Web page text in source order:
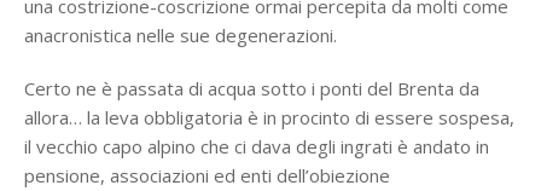
una costrizione-coscrizione ormai percepita da molti come
anacronistica nelle sue degenerazioni.
Certo ne è passata di acqua sotto i ponti del Brenta da
allora… la leva obbligatoria è in procinto di essere sospesa,
il vecchio capo alpino che ci dava degli ingrati è andato in
pensione, associazioni ed enti dell’obiezione